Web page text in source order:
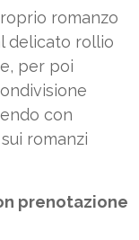
romanzo
delicato rollio
per poi
con
romanzi
prenotazione